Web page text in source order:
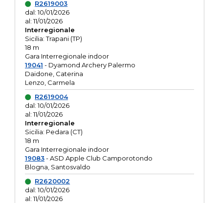
R2619003
dal: 10/01/2026
al: 11/01/2026
Interregionale
Sicilia: Trapani (TP)
18 m
Gara Interregionale indoor
19041 - Dyamond Archery Palermo
Daidone, Caterina
Lenzo, Carmela
R2619004
dal: 10/01/2026
al: 11/01/2026
Interregionale
Sicilia: Pedara (CT)
18 m
Gara Interregionale indoor
19083- ASD Apple Club Camporotondo
Blogna, Santosvaldo
R2620002
dal: 10/01/2026
al: 11/01/2026